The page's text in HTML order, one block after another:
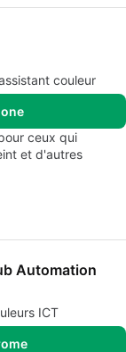
couleur
ceux qui
et d'autres
Automation
ICT